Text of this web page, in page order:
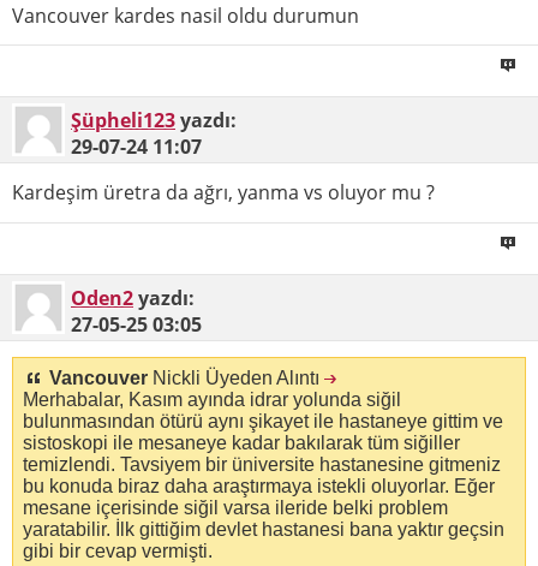
Vancouver kardes nasil oldu durumun
Şüpheli123yazdı:
29-07-24 11:07
Kardeşim üretra da ağrı, yanma vs oluyor mu ?
Oden2yazdı:
27-05-2503:05
Vancouver Nickli Üyeden Alıntı
Merhabalar, Kasım ayında idrar yolunda siğil
bulunmasından ötürü aynı şikayet ile hastaneye gittim ve
sistoskopi ile mesaneye kadar bakılarak tüm siğiller
temizlendi. Tavsiyem bir üniversite hastanesine gitmeniz
bu konuda biraz daha araştırmaya istekli oluyorlar. Eğer
mesane içerisinde siğil varsa ileride belki problem
yaratabilir. İlk gittiğim devlet hastanesi bana yaktır geçsin
gibi bir cevap vermişti.